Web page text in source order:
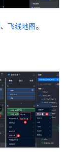
、 飞线地图。